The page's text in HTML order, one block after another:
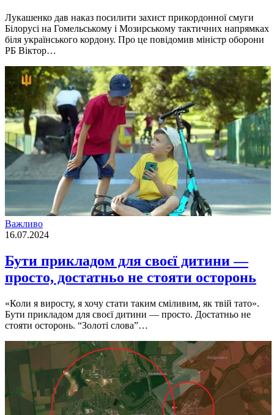
Лукашенко дав наказ посилити захист прикордонної смуги
Білорусі на Гомельському і Мозирському тактичних напрямках
біля українського кордону. Про це повідомив міністр оборони
РБ Віктор…
Важливо
16.07.2024
Бути прикладом для своєї дитини —
просто, достатньо не стояти осторонь
«Коли я виросту, я хочу стати таким сміливим, як твій тато».
Бути прикладом для своєї дитини — просто. Достатньо не
стояти осторонь. “Золоті слова”…